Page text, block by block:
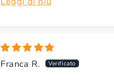
Franca R.